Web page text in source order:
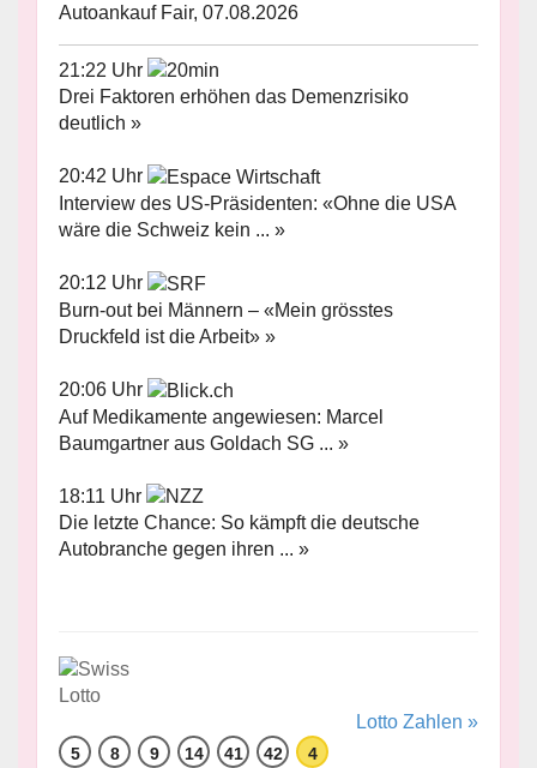
Autoankauf Fair, 07.08.2026
21:22 Uhr
Drei Faktoren erhöhen das Demenzrisiko
deutlich »
20:42 Uhr
Interview des US-Präsidenten: «Ohne die USA
wäre die Schweiz kein ... »
20:12 Uhr
Burn-out bei Männern – «Mein grösstes
Druckfeld ist die Arbeit» »
20:06 Uhr
Auf Medikamente angewiesen: Marcel
Baumgartner aus Goldach SG ... »
18:11 Uhr
Die letzte Chance: So kämpft die deutsche
Autobranche gegen ihren ... »
Lotto Zahlen »
5 8 9 14 41 42 4